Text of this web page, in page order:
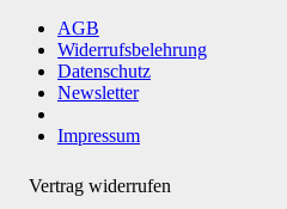
AGB
Widerrufsbelehrung
Datenschutz
Newsletter
Impressum
Vertrag widerrufen